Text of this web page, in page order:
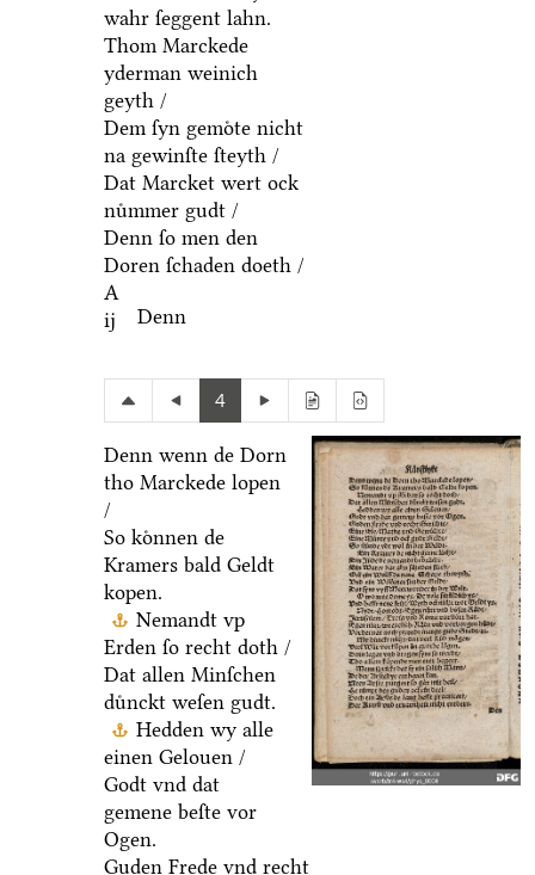
wahr ſeggent lahn.
Thom Marckede
yderman weinich
geyth /
Dem ſyn gemoͤte nicht
na gewinſte ſteyth /
Dat Marcket wert ock
nuͤmmer gudt /
Denn ſo men den
Doren ſchaden doeth /
A
ij
Denn
4
Denn wenn de Dorn
tho Marckede lopen
/
So koͤnnen de
Kramers bald Geldt
kopen.
Nemandt vp
Erden ſo recht doth /
Dat allen Minſchen
duͤnckt weſen gudt.
Hedden wy alle
einen Gelouen /
Godt vnd dat
gemene beſte vor
Ogen.
Guden Frede vnd recht